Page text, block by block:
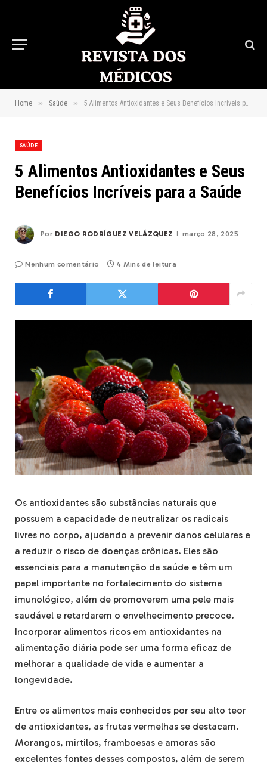
Home » Saúde » 5 Alimentos Antioxidantes e Seus Benefícios Incríveis para a Saúde
SAÚDE
5 Alimentos Antioxidantes e Seus
Benefícios Incríveis para a Saúde
Por DIEGO RODRÍGUEZ VELÁZQUEZ março 28, 2025
Nenhum comentário 4 Mins de leitura
Os antioxidantes são substâncias naturais que
possuem a capacidade de neutralizar os radicais
livres no corpo, ajudando a prevenir danos celulares e
a reduzir o risco de doenças crônicas. Eles são
essenciais para a manutenção da saúde e têm um
papel importante no fortalecimento do sistema
imunológico, além de promoverem uma pele mais
saudável e retardarem o envelhecimento precoce.
Incorporar alimentos ricos em antioxidantes na
alimentação diária pode ser uma forma eficaz de
melhorar a qualidade de vida e aumentar a
longevidade.
Entre os alimentos mais conhecidos por seu alto teor
de antioxidantes, as frutas vermelhas se destacam.
Morangos, mirtilos, framboesas e amoras são
excelentes fontes desses compostos, além de serem